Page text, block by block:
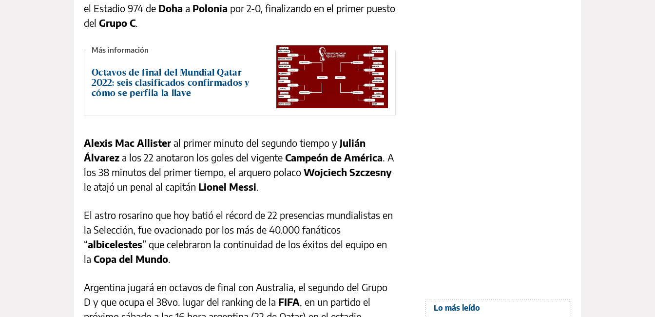
el Estadio 974 de Doha a Polonia por 2-0, finalizando en el primer puesto
del Grupo C.
Octavos de final del Mundial Qatar
2022: seis clasificados confirmados y
cómo se perfila la llave
Alexis Mac Allister al primer minuto del segundo tiempo y Julián
Álvarez a los 22 anotaron los goles del vigente Campeón de América. A
los 38 minutos del primer tiempo, el arquero polaco Wojciech Szczesny
le atajó un penal al capitán Lionel Messi.
El astro rosarino que hoy batió el récord de 22 presencias mundialistas en
la Selección, fue ovacionado por los más de 40.000 fanáticos
“albicelestes” que celebraron la continuidad de los éxitos del equipo en
la Copa del Mundo.
Argentina jugará en octavos de final con Australia, el segundo del Grupo
D y que ocupa el 38vo. lugar del ranking de la FIFA, en un partido el
Lo más leído